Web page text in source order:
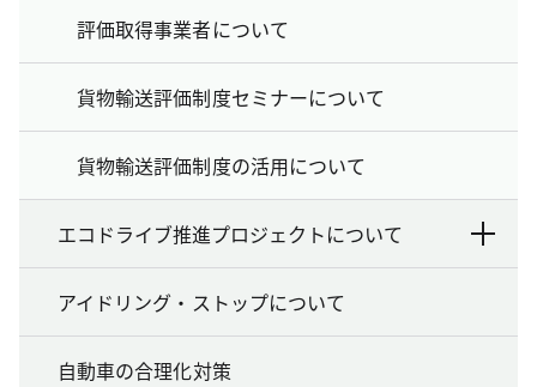
評価取得事業者について
貨物輸送評価制度セミナーについて
貨物輸送評価制度の活用について
エコドライブ推進プロジェクトについて
アイドリング・ストップについて
自動車の合理化対策